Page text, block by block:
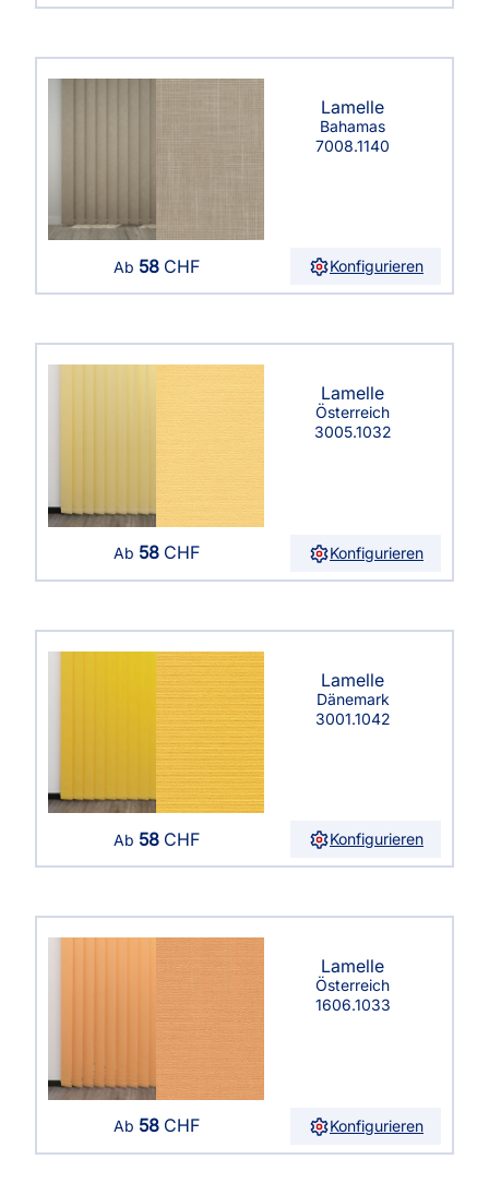
Lamelle
Bahamas
7008.1140
Ab 58CHF Konfigurieren
Lamelle
Österreich
3005.1032
Ab 58CHF Konfigurieren
Lamelle
Dänemark
3001.1042
Ab 58CHF Konfigurieren
Lamelle
Österreich
1606.1033
Ab 58CHF Konfigurieren